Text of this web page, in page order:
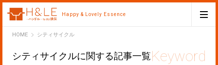
Happy & Lovely Essence
HOMEH&LEシティサイクル
シティサイクルに関する記事一覧